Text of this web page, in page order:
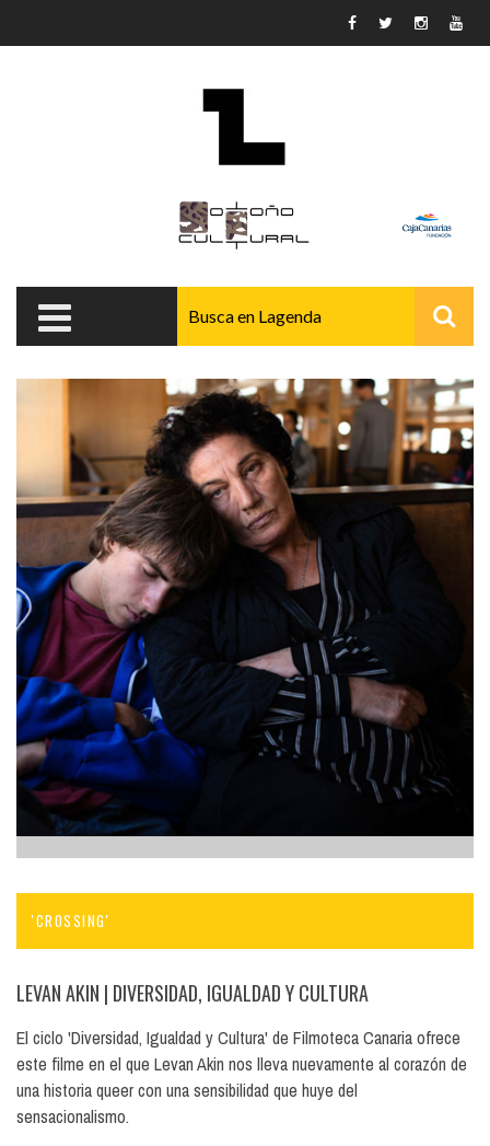
'CROSSING'
LEVAN AKIN | DIVERSIDAD, IGUALDAD Y CULTURA
El ciclo 'Diversidad, Igualdad y Cultura' de Filmoteca Canaria ofrece
este filme en el que Levan Akin nos lleva nuevamente al corazón de
una historia queer con una sensibilidad que huye del
sensacionalismo.